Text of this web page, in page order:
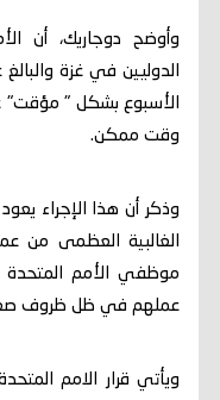
وأوضح دوجاريك، أن
الأسبوع بشكل " مؤقت"
وقت ممكن.
وذكر أن هذا الإجراء
الغالبية العظمى من
موظفي الأمم المتحدة
عملهم في ظل ظروف
ويأتي قرار الامم